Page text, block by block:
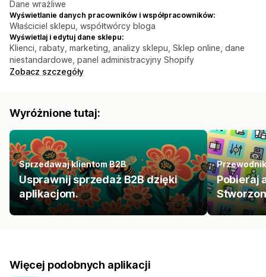
Dane wrażliwe
Wyświetlanie danych pracowników i współpracowników:
Właściciel sklepu, współtwórcy bloga
Wyświetlaj i edytuj dane sklepu:
Klienci, rabaty, marketing, analizy sklepu, Sklep online, dane
niestandardowe, panel administracyjny Shopify
Zobacz szczegóły
Wyróżnione tutaj:
Sprzedawaj klientom B2B
Usprawnij sprzedaż B2B dzięki
aplikacjom.
Przewodnik
Pobieraj
Więcej podobnych aplikacji